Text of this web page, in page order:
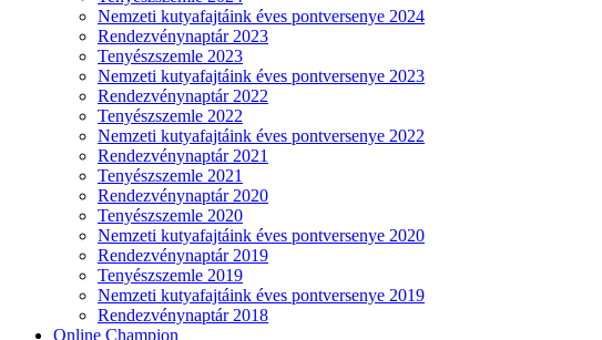
Nemzeti kutyafajtáink éves pontversenye 2024
Rendezvénynaptár 2023
Tenyészszemle 2023
Nemzeti kutyafajtáink éves pontversenye 2023
Rendezvénynaptár 2022
Tenyészszemle 2022
Nemzeti kutyafajtáink éves pontversenye 2022
Rendezvénynaptár 2021
Tenyészszemle 2021
Rendezvénynaptár 2020
Tenyészszemle 2020
Nemzeti kutyafajtáink éves pontversenye 2020
Rendezvénynaptár 2019
Tenyészszemle 2019
Nemzeti kutyafajtáink éves pontversenye 2019
Rendezvénynaptár 2018
Online Champion